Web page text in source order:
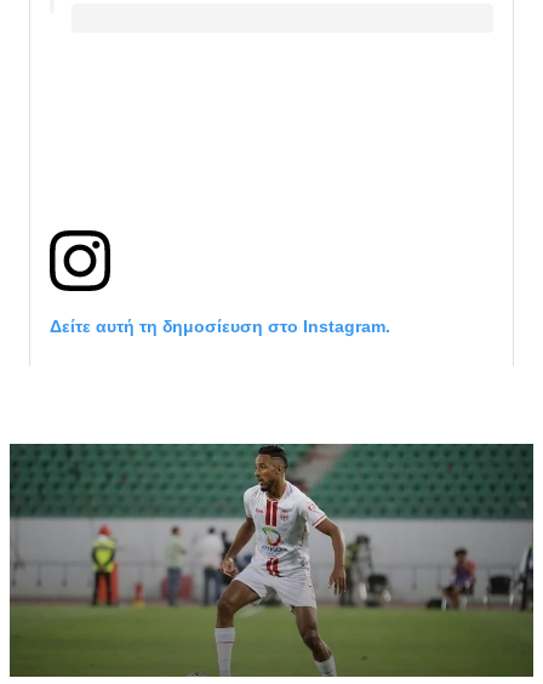
Δείτε αυτή τη δημοσίευση στο Instagram.